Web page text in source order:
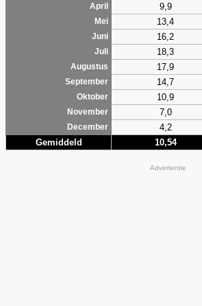
April 9,9
Mei 13,4
Juni 16,2
Juli
18,3
Augustus
17,9
September
14,7
Oktober
10,9
November
7,0
December
4,2
Gemiddeld 10,54
Advertentie